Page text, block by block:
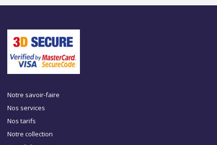
Notre savoir-faire
Nos services
Nos tarifs
Notre collection